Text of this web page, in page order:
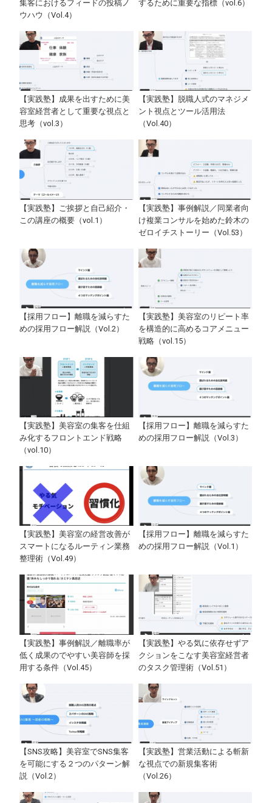
集客におけるフィードの投稿ノ
ウハウ（Vol.4）
するために重要な指標（vol.6）
【実践塾】成果を出すために美
容室経営者として重要な視点と
思考（vol.3）
【実践塾】脱職人式のマネジメ
ント視点とツール活用法
（Vol.40）
【実践塾】ご挨拶と自己紹介・
この講座の概要（vol.1）
【実践塾】事例解説／同業者向
け複業コンサルを始めた鈴木の
ゼロイチストーリー（Vol.53）
【採用フロー】離職を減らすた
めの採用フロー解説（Vol.2）
【実践塾】美容室のリピート率
を構造的に高めるコアメニュー
戦略（vol.15）
【実践塾】美容室の集客を仕組
み化するフロントエンド戦略
（vol.10）
【採用フロー】離職を減らすた
めの採用フロー解説（Vol.3）
【実践塾】美容室の経営改善が
スマートになるルーティン業務
整理術（Vol.49）
【採用フロー】離職を減らすた
めの採用フロー解説（Vol.1）
【実践塾】事例解説／離職率が
低く成果のでやすい美容師を採
用する条件（Vol.45）
【実践塾】やる気に依存せずア
クションをこなす美容室経営者
のタスク管理術（Vol.51）
【SNS攻略】美容室でSNS集客
を可能にする２つのパターン解
説（Vol.2）
【実践塾】営業活動による斬新
な視点での新規集客術
（Vol.26）